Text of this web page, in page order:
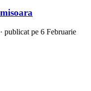
· publicat pe 6 Februarie